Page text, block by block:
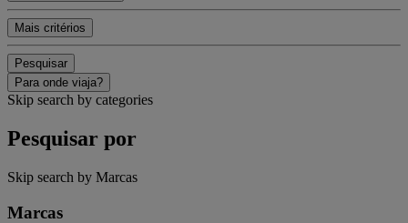
Mais critérios
Pesquisar
Para onde viaja?
Skip search by categories
Pesquisar por
Skip search by Marcas
Marcas